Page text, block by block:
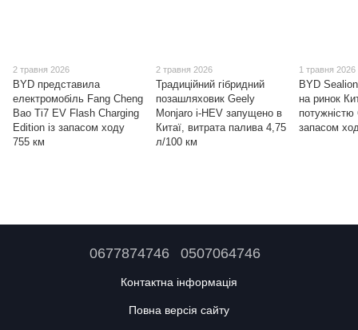
2 травня 2026
BYD представила
електромобіль Fang Cheng
Bao Ti7 EV Flash Charging
Edition із запасом ходу
755 км
2 травня 2026
Традиційний гібридний
позашляховик Geely
Monjaro i-HEV запущено в
Китаї, витрата палива 4,75
л/100 км
1 травня 2026
BYD
на ринок
запасом
0677874746 0507064746
Контактна інформація
Повна версія сайту